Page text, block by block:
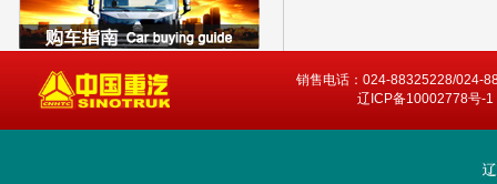
销售电话：024-88325228/024-
辽ICP备10002778号-1